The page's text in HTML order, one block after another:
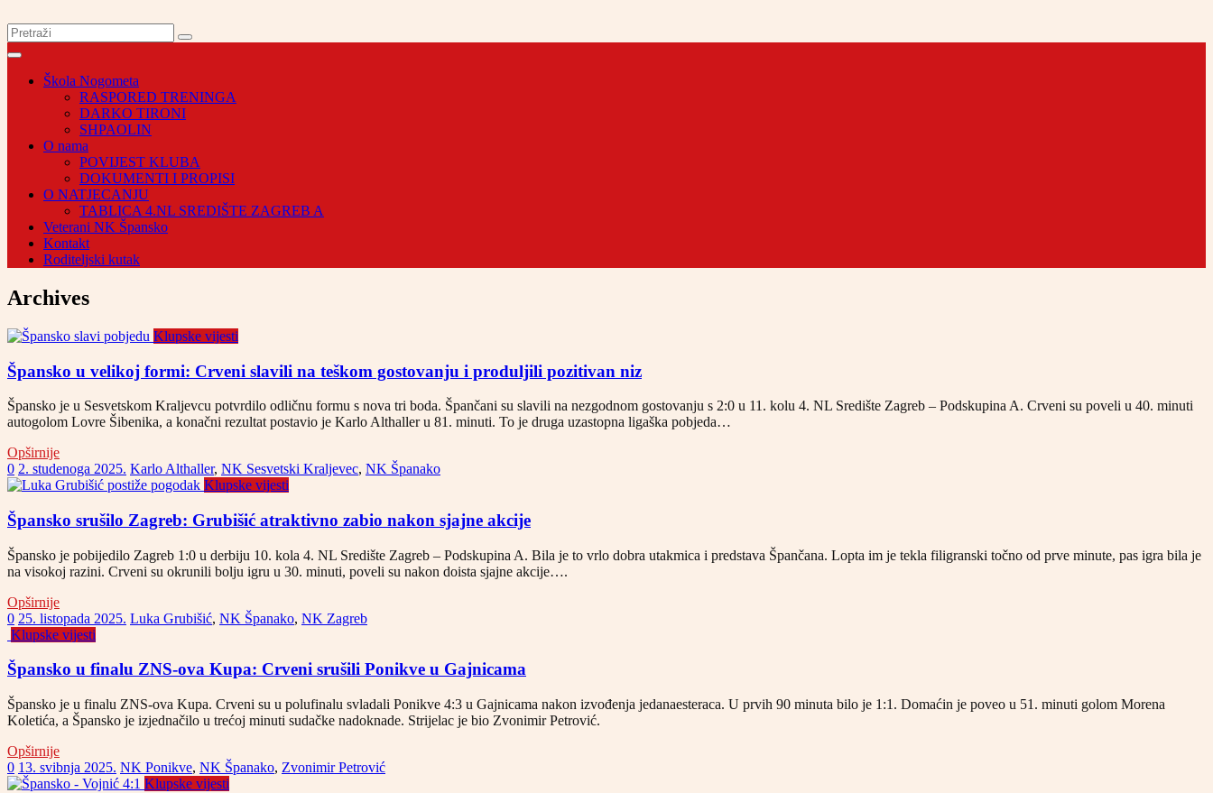
Škola Nogometa
RASPORED TRENINGA
DARKO TIRONI
SHPAOLIN
O nama
POVIJEST KLUBA
DOKUMENTI I PROPISI
O NATJECANJU
TABLICA 4.NL SREDIŠTE ZAGREB A
Veterani NK Špansko
Kontakt
Roditeljski kutak
Archives
Klupske vijesti
Špansko u velikoj formi: Crveni slavili na teškom gostovanju i produljili pozitivan niz
Špansko je u Sesvetskom Kraljevcu potvrdilo odličnu formu s nova tri boda. Špančani su slavili na nezgodnom gostovanju s 2:0 u 11. kolu 4. NL Središte Zagreb – Podskupina A. Crveni su poveli u 40. minuti
autogolom Lovre Šibenika, a konačni rezultat postavio je Karlo Althaller u 81. minuti. To je druga uzastopna ligaška pobjeda…
Opširnije
0 2. studenoga 2025. Karlo Althaller, NK Sesvetski Kraljevec, NK Španako
Klupske vijesti
Špansko srušilo Zagreb: Grubišić atraktivno zabio nakon sjajne akcije
Špansko je pobijedilo Zagreb 1:0 u derbiju 10. kola 4. NL Središte Zagreb – Podskupina A. Bila je to vrlo dobra utakmica i predstava Špančana. Lopta im je tekla filigranski točno od prve minute, pas igra bila je
na visokoj razini. Crveni su okrunili bolju igru u 30. minuti, poveli su nakon doista sjajne akcije….
Opširnije
0 25. listopada 2025. Luka Grubišić, NK Španako, NK Zagreb
Klupske vijesti
Špansko u finalu ZNS-ova Kupa: Crveni srušili Ponikve u Gajnicama
Špansko je u finalu ZNS-ova Kupa. Crveni su u polufinalu svladali Ponikve 4:3 u Gajnicama nakon izvođenja jedanaesteraca. U prvih 90 minuta bilo je 1:1. Domaćin je poveo u 51. minuti golom Morena
Koletića, a Špansko je izjednačilo u trećoj minuti sudačke nadoknade. Strijelac je bio Zvonimir Petrović.
Opširnije
0 13. svibnja 2025. NK Ponikve, NK Španako, Zvonimir Petrović
Klupske vijesti